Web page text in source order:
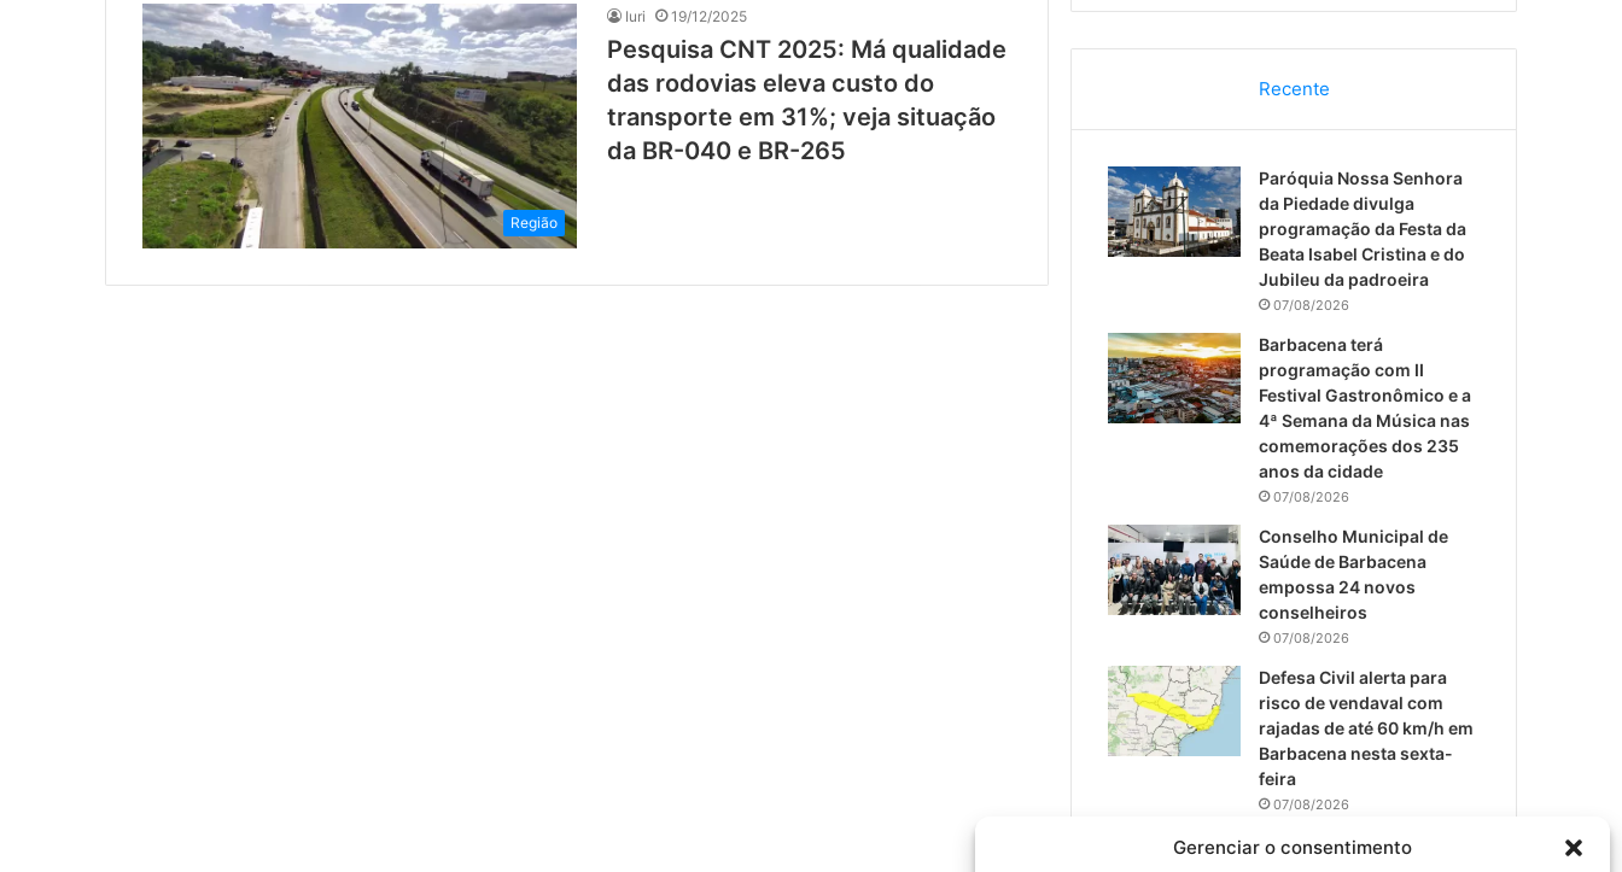
Gerenciar o consentimento
Região
Iuri 19/12/2025
Pesquisa CNT 2025: Má qualidade
das rodovias eleva custo do
transporte em 31%; veja situação
da BR-040 e BR-265
c
e
b
o
o
k
u
T
u
b
e
s
a
g
r
a
Recente
Paróquia Nossa Senhora
da Piedade divulga
programação da Festa da
Beata Isabel Cristina e do
Jubileu da padroeira
07/08/2026
Barbacena terá
programação com II
Festival Gastronômico e a
4ª Semana da Música nas
comemorações dos 235
anos da cidade
07/08/2026
Conselho Municipal de
Saúde de Barbacena
empossa 24 novos
conselheiros
07/08/2026
Defesa Civil alerta para
risco de vendaval com
rajadas de até 60 km/h em
Barbacena nesta sexta-
feira
07/08/2026
EPCAR tem a melhor nota